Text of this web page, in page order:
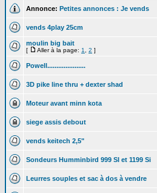
Annonce: Petites annonces : Je vends
vends 4play 25cm
moulin big bait
[ Aller à la page: 1 2 ]
Powell.....................
3D pike line thru + dexter shad
Moteur avant minn kota
siege assis debout
vends keitech 2,5"
Sondeurs Humminbird 999 SI et 1199 Si
Leurres souples et sac à dos à vendre